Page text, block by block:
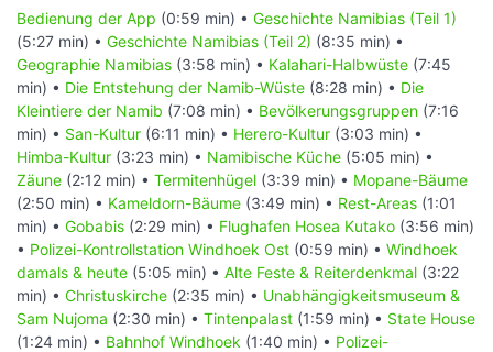
Bedienung der App (0:59 min) • Geschichte Namibias (Teil 1)
(5:27 min) • Geschichte Namibias (Teil 2) (8:35 min) •
Geographie Namibias (3:58 min) • Kalahari-Halbwüste (7:45
min) • Die Entstehung der Namib-Wüste (8:28 min) • Die
Kleintiere der Namib (7:08 min) • Bevölkerungsgruppen (7:16
min) • San-Kultur (6:11 min) • Herero-Kultur (3:03 min) •
Himba-Kultur (3:23 min) • Namibische Küche (5:05 min) •
Zäune (2:12 min) • Termitenhügel (3:39 min) • Mopane-Bäume
(2:50 min) • Kameldorn-Bäume (3:49 min) • Rest-Areas (1:01
min) • Gobabis (2:29 min) • Flughafen Hosea Kutako (3:56 min)
• Polizei-Kontrollstation Windhoek Ost (0:59 min) • Windhoek
damals & heute (5:05 min) • Alte Feste & Reiterdenkmal (3:22
min) • Christuskirche (2:35 min) • Unabhängigkeitsmuseum &
Sam Nujoma (2:30 min) • Tintenpalast (1:59 min) • State House
(1:24 min) • Bahnhof Windhoek (1:40 min) • Polizei-